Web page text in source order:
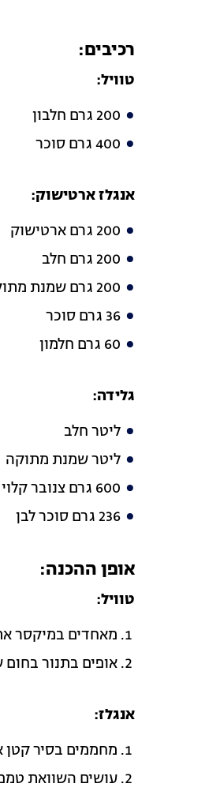
רכיבים:
טוויל:
200 גרם חלבון
400 גרם סוכר
אנגלז ארטישוק:
200 גרם ארטישוק
200 גרם חלב
200 גרם שמנת מתוקה
36 גרם סוכר
60 גרם חלמון
גלידה:
ליטר חלב
ליטר שמנת מתוקה
600 גרם צנובר קלוי
236 גרם סוכר לבן
אופן ההכנה:
טוויל:
מאחדים במיקסר
אופים בתנור בחום של 160 מעלות, במשך
אנגלז:
מחממים בסיר קטן
עושים השוואת